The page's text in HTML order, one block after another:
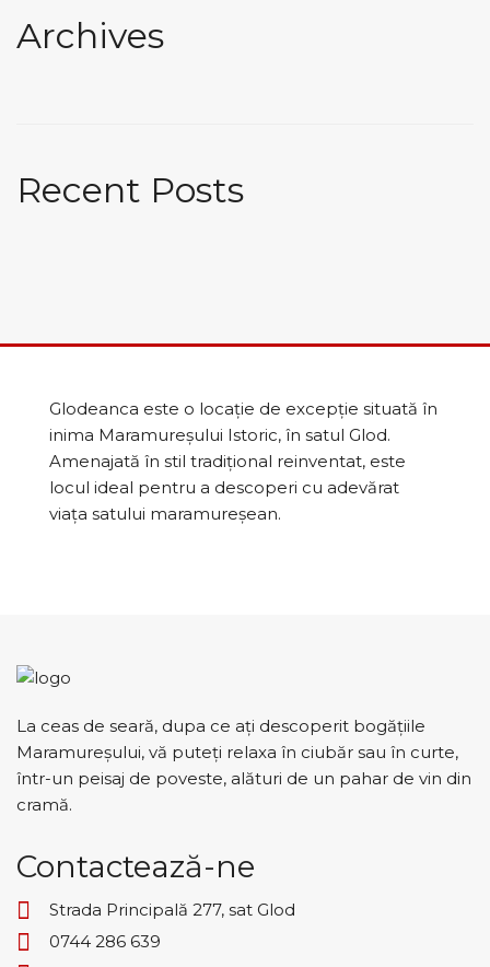
Archives
Recent Posts
Glodeanca este o locație de excepție situată în
inima Maramureșului Istoric, în satul Glod.
Amenajată în stil tradițional reinventat, este
locul ideal pentru a descoperi cu adevărat
viața satului maramureșean.
La ceas de seară, dupa ce ați descoperit bogățiile
Maramureșului, vă puteți relaxa în ciubăr sau în curte,
într-un peisaj de poveste, alături de un pahar de vin din
cramă.
Contactează-ne
Strada Principală 277, sat Glod
0744 286 639